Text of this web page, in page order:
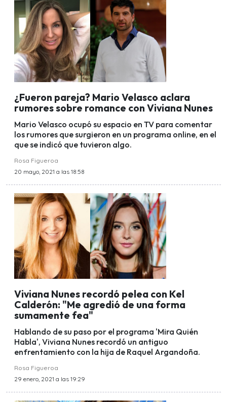
¿Fueron pareja? Mario Velasco aclara
rumores sobre romance con Viviana Nunes
Mario Velasco ocupó su espacio en TV para comentar
los rumores que surgieron en un programa online, en el
que se indicó que tuvieron algo.
Rosa Figueroa
20 mayo, 2021 a las 18:58
Viviana Nunes recordó pelea con Kel
Calderón: "Me agredió de una forma
sumamente fea"
Hablando de su paso por el programa 'Mira Quién
Habla', Viviana Nunes recordó un antiguo
enfrentamiento con la hija de Raquel Argandoña.
Rosa Figueroa
29 enero, 2021 a las 19:29